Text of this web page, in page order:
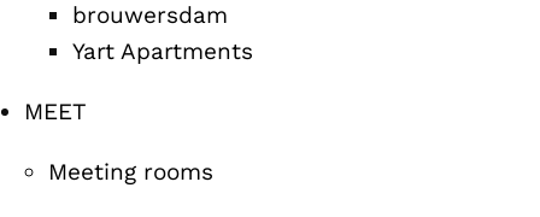
brouwersdam
Yart Apartments
MEET
Meeting rooms